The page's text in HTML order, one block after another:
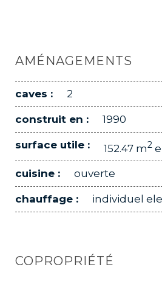
AMÉNAGEMENTS
caves : 2
construit en : 1990
surface utile : 152.47 m2
cuisine : ouverte
chauffage : individuel
COPROPRIÉTÉ